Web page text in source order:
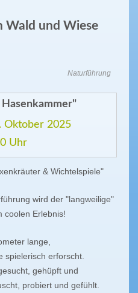
Wald und Wiese
Naturführung
Oktober 2025
Uhr
& Wichtelspiele"
wird der "langweilige"
coolen Erlebnis!
lange,
spielerisch erforscht.
gehüpft und
probiert und gefühlt.